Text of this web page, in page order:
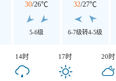
30/26℃
5-6级
32/27℃
6-7级转4-5级
14时 17时 20时